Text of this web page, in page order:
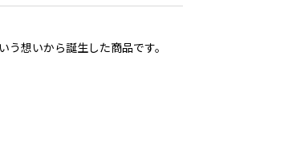
想いから誕生した商品です。